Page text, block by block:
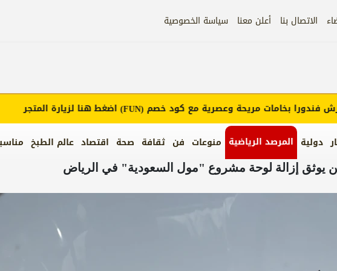
الاتصال بنا أعلن معنا سياسة الخصوصية
دولية المرصد الرياضية منوعات فن ثقافة صحة اقتصاد عالم الطبخ
بخامات مريحة وعصرية مع كود خصم(FUN)اضغط هنا لزيارة المتجر
يوثق إزالة لوحة مشروع "مول السعودية" في الرياض